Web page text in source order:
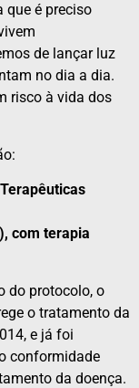
que é preciso
de lançar luz
no dia a dia.
risco à vida dos
com terapia
do protocolo, o
o tratamento da
e já foi
conformidade
da doença.